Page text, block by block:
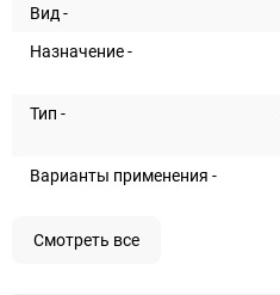
Вид -
Назначение -
Тип -
Варианты применения -
Смотреть все